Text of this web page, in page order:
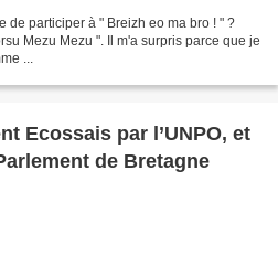
de participer à " Breizh eo ma bro ! " ?
Mezu Mezu ". Il m'a surpris parce que je
...
Ecossais par l’UNPO, et
de Bretagne